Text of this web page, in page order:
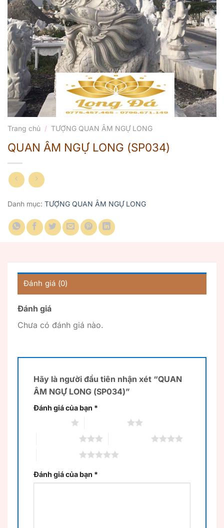
Trang chủ / TƯỢNG QUAN ÂM NGỰ LONG
QUAN ÂM NGỰ LONG (SP034)
Danh mục: TƯỢNG QUAN ÂM NGỰ LONG
Đánh giá (0)
Đánh giá
Chưa có đánh giá nào.
Hãy là người đầu tiên nhận xét “QUAN
ÂM NGỰ LONG (SP034)”
Đánh giá của bạn *
Đánh giá của bạn *